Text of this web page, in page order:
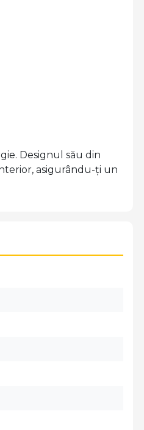
Designul său din
asigurându-ți un